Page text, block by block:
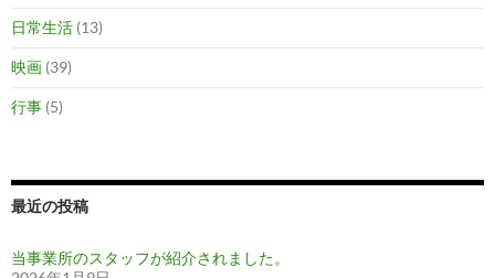
日常生活 (13)
映画 (39)
行事 (5)
最近の投稿
当事業所のスタッフが紹介されました。